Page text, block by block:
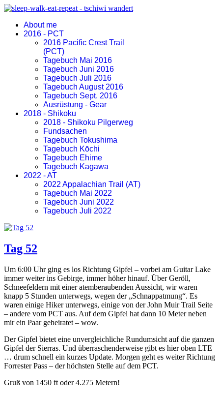
About me
2016 - PCT
2016 Pacific Crest Trail
(PCT)
Tagebuch Mai 2016
Tagebuch Juni 2016
Tagebuch Juli 2016
Tagebuch August 2016
Tagebuch Sept. 2016
Ausrüstung - Gear
2018 - Shikoku
2018 - Shikoku Pilgerweg
Fundsachen
Tagebuch Tokushima
Tagebuch Kōchi
Tagebuch Ehime
Tagebuch Kagawa
2022 - AT
2022 Appalachian Trail (AT)
Tagebuch Mai 2022
Tagebuch Juni 2022
Tagebuch Juli 2022
Tag 52
Um 6:00 Uhr ging es los Richtung Gipfel – vorbei am Guitar Lake
immer weiter ins Gebirge, immer höher hinauf. Über Geröll,
Schneefeldern mit einer atemberaubenden Aussicht, wir waren
knapp 5 Stunden unterwegs, wegen der „Schnappatmung“. Es
waren einige Hiker unterwegs, einige von der John Muir Trail Seite
– andere vom PCT aus. Auf dem Gipfel hat dann 10 Meter neben
mir ein Paar geheiratet – wow.
Der Gipfel bietet eine unvergleichliche Rundumsicht auf die ganzen
Gipfel der Sierras. Und überraschenderweise gibt es hier oben LTE
… drum schnell ein kurzes Update. Morgen geht es weiter Richtung
Forrester Pass – der höchsten Stelle auf dem PCT.
Gruß von 1450 ft oder 4.275 Metern!